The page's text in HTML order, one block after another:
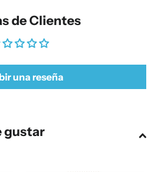
de Clientes
una reseña
gustar